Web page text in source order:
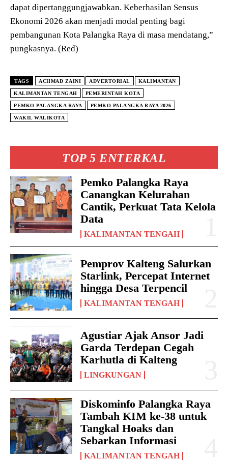
TOP 5 ENTERKAL
Pemko Palangka Raya
Canangkan Kelurahan
Cantik, Perkuat Tata Kelola
Data
KALIMANTAN TENGAH
Pemprov Kalteng Salurkan
Starlink, Percepat Internet
hingga Desa Terpencil
KALIMANTAN TENGAH
Agustiar Ajak Ansor Jadi
Garda Terdepan Cegah
Karhutla di Kalteng
LINGKUNGAN
Diskominfo Palangka Raya
Tambah KIM ke-38 untuk
Tangkal Hoaks dan
Sebarkan Informasi
KALIMANTAN TENGAH
dapat dipertanggungjawabkan. Keberhasilan Sensus
Ekonomi 2026 akan menjadi modal penting bagi
pembangunan Kota Palangka Raya di masa mendatang,”
pungkasnya. (Red)
TAGS ACHMAD ZAINI ADVERTORIAL KALIMANTAN
KALIMANTAN TENGAH PEMERINTAH KOTA
PEMKO PALANGKA RAYA PEMKO PALANGKA RAYA 2026
WAKIL WALIKOTA